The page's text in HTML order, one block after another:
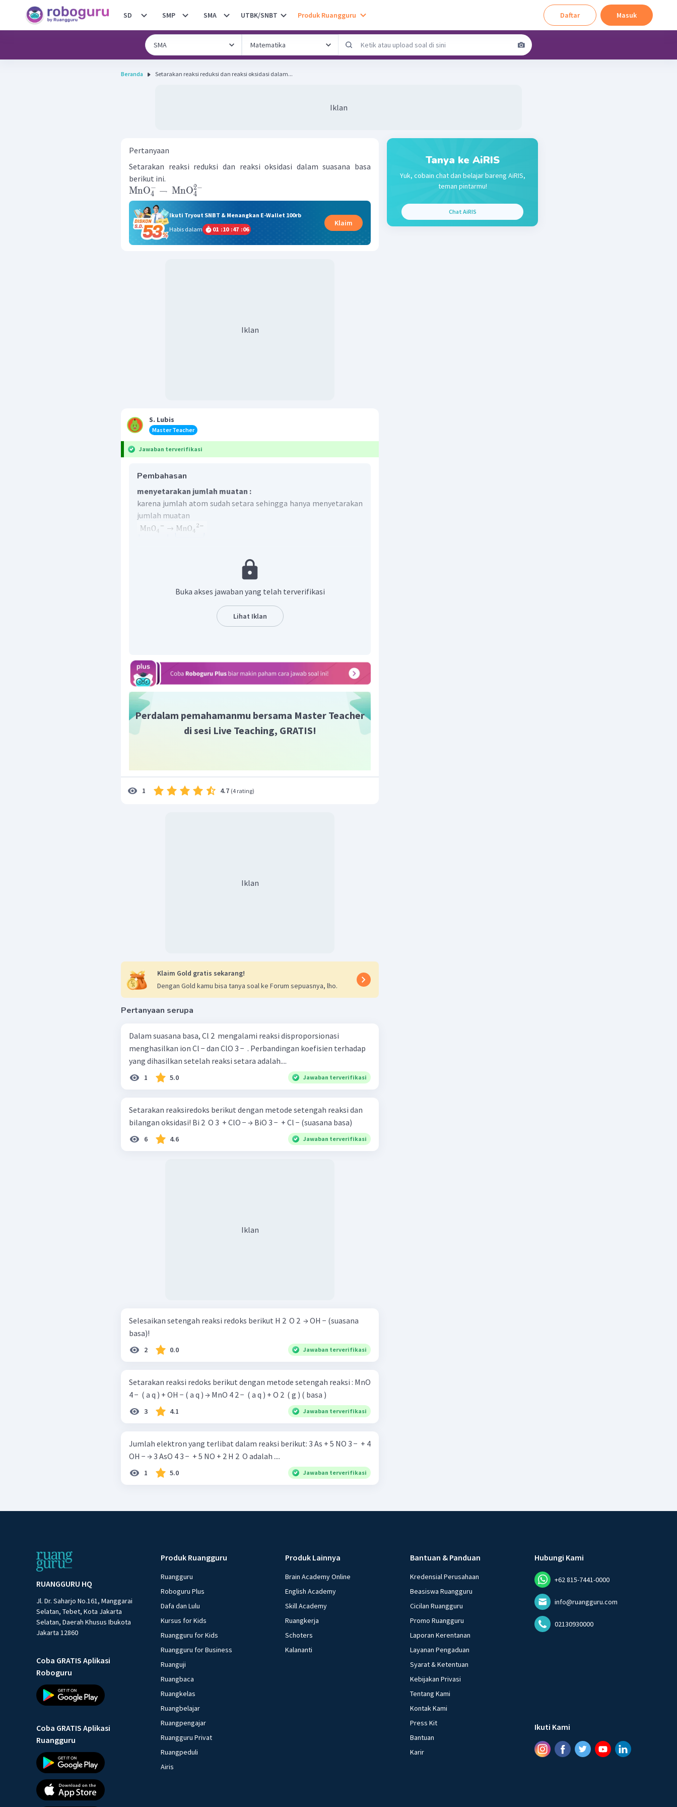
SD SMP SMA UTBK/SNBT Produk Ruangguru Daftar Masuk
Beranda Setarakan reaksi reduksi dan reaksi oksidasi dalam...
Iklan
Pertanyaan
Setarakan reaksi reduksi dan reaksi oksidasi dalam suasana basa
berikut ini.
MnO4
− → MnO4
2−
Ikuti Tryout SNBT & Menangkan E-Wallet 100rb
Habis dalam
01 :10 :47 :05
Klaim
Iklan
S. Lubis
Master Teacher
Jawaban terverifikasi
Pembahasan
menyetarakan jumlah muatan :
karena jumlah atom sudah setara sehingga hanya menyetarakan
jumlah muatan
pada ruas kiri
Jadi, reaksi setara adalah
− MnO 2−
Buka akses jawaban yang telah terverifikasi
Lihat Iklan
Perdalam pemahamanmu bersama Master Teacher
di sesi Live Teaching, GRATIS!
1 4.7 (4 rating)
Iklan
Klaim Gold gratis sekarang!
Dengan Gold kamu bisa tanya soal ke Forum sepuasnya, lho.
Pertanyaan serupa
Dalam suasana basa, Cl 2 ​ mengalami reaksi disproporsionasi
menghasilkan ion Cl − dan ClO 3 − ​ . Perbandingan koefisien terhadap
yang dihasilkan setelah reaksi setara adalah....
1 5.0 Jawaban terverifikasi
Setarakan reaksiredoks berikut dengan metode setengah reaksi dan
bilangan oksidasi! Bi 2 ​ O 3 ​ + ClO − → BiO 3 − ​ + Cl − (suasana basa)
6 4.6 Jawaban terverifikasi
Iklan
Selesaikan setengah reaksi redoks berikut H 2 ​ O 2 ​ → OH − (suasana
basa)!
2 0.0 Jawaban terverifikasi
Setarakan reaksi redoks berikut dengan metode setengah reaksi : MnO
4 − ​ ( a q ) + OH − ( a q ) → MnO 4 2 − ​ ( a q ) + O 2 ​ ( g ) ( basa )
3 4.1 Jawaban terverifikasi
Jumlah elektron yang terlibat dalam reaksi berikut: 3 As + 5 NO 3 − ​ + 4
OH − → 3 AsO 4 3 − ​ + 5 NO + 2 H 2 ​ O adalah ....
1 5.0 Jawaban terverifikasi
Tanya ke AiRIS
Yuk, cobain chat dan belajar bareng AiRIS,
teman pintarmu!
Chat AiRIS
RUANGGURU HQ
Jl. Dr. Saharjo No.161, Manggarai
Selatan, Tebet, Kota Jakarta
Selatan, Daerah Khusus Ibukota
Jakarta 12860
Coba GRATIS Aplikasi
Roboguru
Coba GRATIS Aplikasi
Ruangguru
Produk Ruangguru
Ruangguru
Roboguru Plus
Dafa dan Lulu
Kursus for Kids
Ruangguru for Kids
Ruangguru for Business
Ruanguji
Ruangbaca
Ruangkelas
Ruangbelajar
Ruangpengajar
Ruangguru Privat
Ruangpeduli
Airis
Produk Lainnya
Brain Academy Online
English Academy
Skill Academy
Ruangkerja
Schoters
Kalananti
Bantuan & Panduan
Kredensial Perusahaan
Beasiswa Ruangguru
Cicilan Ruangguru
Promo Ruangguru
Laporan Kerentanan
Layanan Pengaduan
Syarat & Ketentuan
Kebijakan Privasi
Tentang Kami
Kontak Kami
Press Kit
Bantuan
Karir
Hubungi Kami
+62 815-7441-0000
info@ruangguru.com
02130930000
Ikuti Kami